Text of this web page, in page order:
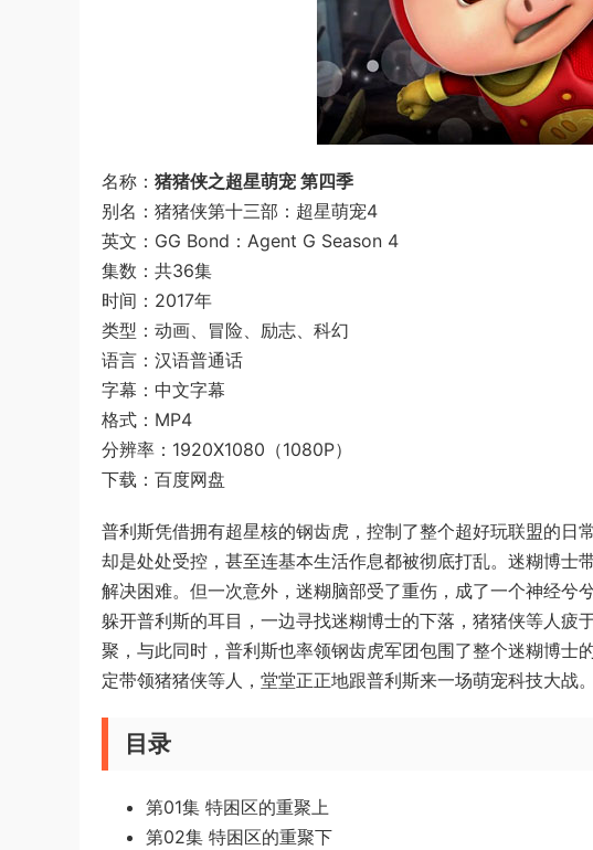
名称： 猪猪侠之超星萌宠 第四季
别名：猪猪侠第十三部：超星萌宠4
英文：GG Bond：Agent G Season 4
集数：共36集
时间：2017年
类型：动画、冒险、励志、科幻
语言：汉语普通话
字幕：中文字幕
格式：MP4
分辨率：1920X1080（1080P）
下载：百度网盘
普利斯凭借拥有超星核的钢齿虎，控制了整个超好玩联盟的日
却是处处受控，甚至连基本生活作息都被彻底打乱。迷糊博士
解决困难。但一次意外，迷糊脑部受了重伤，成了一个神经兮
躲开普利斯的耳目，一边寻找迷糊博士的下落，猪猪侠等人疲
聚，与此同时，普利斯也率领钢齿虎军团包围了整个迷糊博士
定带领猪猪侠等人，堂堂正正地跟普利斯来一场萌宠科技大战。
目录
第01集 特困区的重聚上
第02集 特困区的重聚下